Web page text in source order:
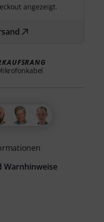
angezeigt.
Warnhinweise